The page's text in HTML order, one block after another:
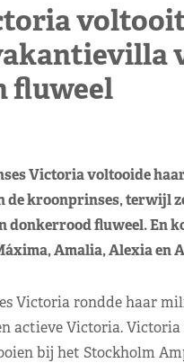
fluweel
Victoria voltooide
de kroonprinses, terwijl
donkerrood fluweel. En
Amalia, Alexia en
Victoria rondde haar
actieve Victoria.
bij het Stockholm